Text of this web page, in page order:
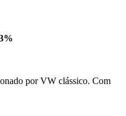
por VW clássico. Com